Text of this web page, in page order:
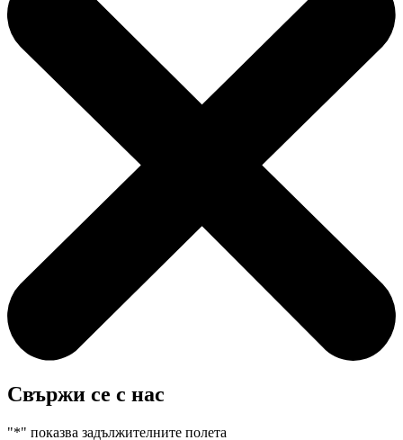
Свържи се с нас
"*" показва задължителните полета